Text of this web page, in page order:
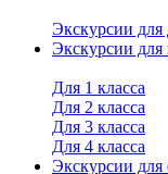
Экскурсии для
Экскурсии для
Для 1 класса
Для 2 класса
Для 3 класса
Для 4 класса
Экскурсии для